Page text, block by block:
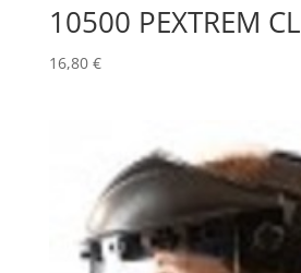
10500 PEXTREM
16,80 €